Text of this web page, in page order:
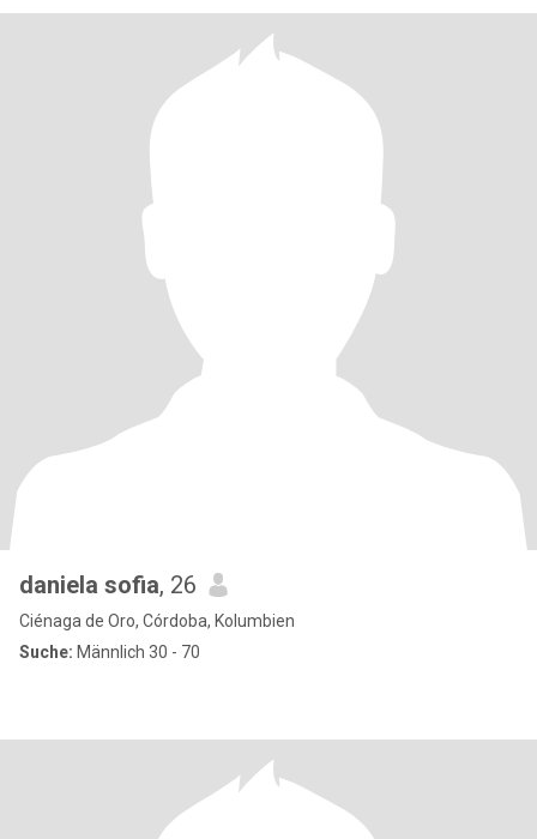
daniela sofia, 26
Ciénaga de Oro, Córdoba, Kolumbien
Suche: Männlich 30 - 70